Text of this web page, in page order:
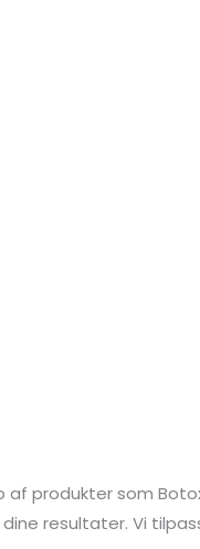
produkter som
resultater. Vi